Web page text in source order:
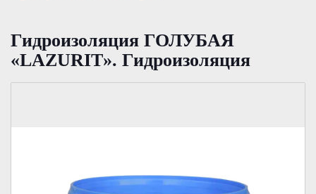
Гидроизоляция ГОЛУБАЯ
«LAZURIT». Гидроизоляция